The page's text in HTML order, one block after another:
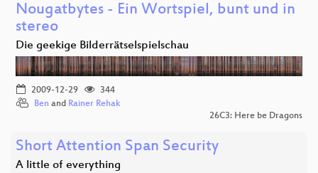
Nougatbytes - Ein Wortspiel, bunt und in
stereo
Die geekige Bilderrätselspielschau
2009-12-29
344
Ben and Rainer Rehak
26C3: Here be Dragons
Short Attention Span Security
A little of everything